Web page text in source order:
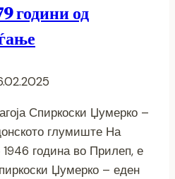
години од
Спиркоски Џумерко –
глумиште На
година во Прилеп, е
Џумерко – еден